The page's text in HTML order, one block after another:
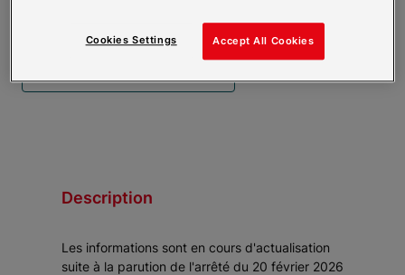
Description
Les informations sont en cours d'actualisation
suite à la parution de l'arrêté du 20 février 2026
Accept All Cookies
Cookies Settings